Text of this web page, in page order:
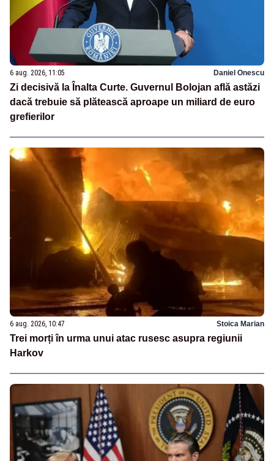
6 aug. 2026, 11:05 Daniel Onescu
Zi decisivă la Înalta Curte. Guvernul Bolojan află astăzi
dacă trebuie să plătească aproape un miliard de euro
grefierilor
6 aug. 2026, 10:47 Stoica Marian
Trei morți în urma unui atac rusesc asupra regiunii
Harkov